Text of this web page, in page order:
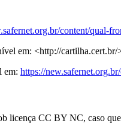
content/qual-
em: <http://
em: https://
licença CC BY NC, caso